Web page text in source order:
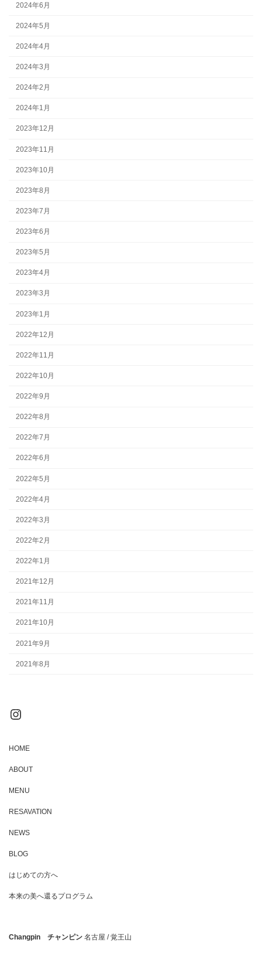
2024年6月
2024年5月
2024年4月
2024年3月
2024年2月
2024年1月
2023年12月
2023年11月
2023年10月
2023年8月
2023年7月
2023年6月
2023年5月
2023年4月
2023年3月
2023年1月
2022年12月
2022年11月
2022年10月
2022年9月
2022年8月
2022年7月
2022年6月
2022年5月
2022年4月
2022年3月
2022年2月
2022年1月
2021年12月
2021年11月
2021年10月
2021年9月
2021年8月
Instagram
HOME
ABOUT
MENU
RESAVATION
NEWS
BLOG
はじめての方へ
本来の美へ還るプログラム
Changpin チャンピン 名古屋 / 覚王山